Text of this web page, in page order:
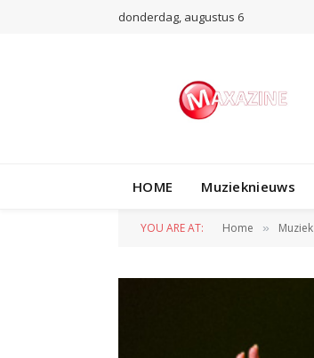
donderdag, augustus 6
HOME Muzieknieuws
YOU ARE AT: Home » Muziek